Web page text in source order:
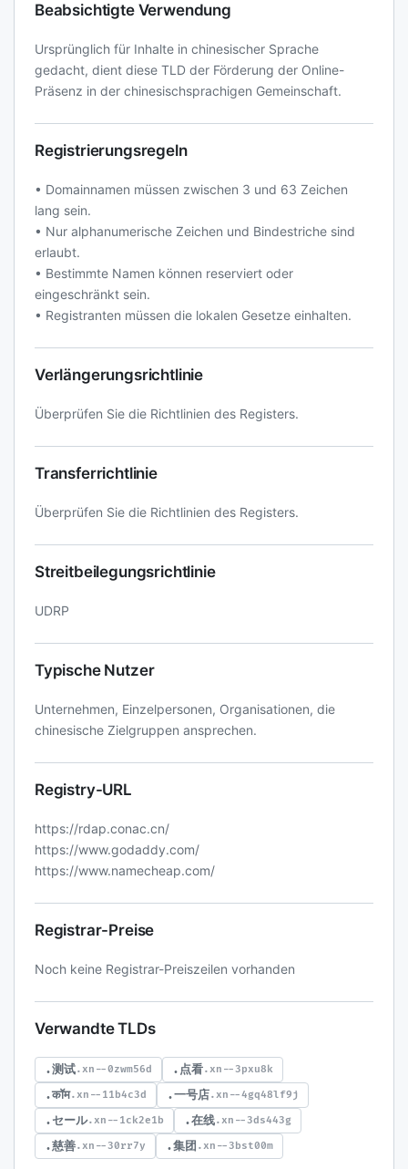
Beabsichtigte Verwendung
Ursprünglich für Inhalte in chinesischer Sprache
gedacht, dient diese TLD der Förderung der Online-
Präsenz in der chinesischsprachigen Gemeinschaft.
Registrierungsregeln
• Domainnamen müssen zwischen 3 und 63 Zeichen
lang sein.
• Nur alphanumerische Zeichen und Bindestriche sind
erlaubt.
• Bestimmte Namen können reserviert oder
eingeschränkt sein.
• Registranten müssen die lokalen Gesetze einhalten.
Verlängerungsrichtlinie
Überprüfen Sie die Richtlinien des Registers.
Transferrichtlinie
Überprüfen Sie die Richtlinien des Registers.
Streitbeilegungsrichtlinie
UDRP
Typische Nutzer
Unternehmen, Einzelpersonen, Organisationen, die
chinesische Zielgruppen ansprechen.
Registry-URL
https://rdap.conac.cn/
https://www.godaddy.com/
https://www.namecheap.com/
Registrar-Preise
Noch keine Registrar-Preiszeilen vorhanden
Verwandte TLDs
.测试.xn--0zwm56d .点看.xn--3pxu8k
.कॉम.xn--11b4c3d .一号店.xn--4gq48lf9j
.セール.xn--1ck2e1b .在线.xn--3ds443g
.慈善.xn--30rr7y .集团 .xn--3bst00m